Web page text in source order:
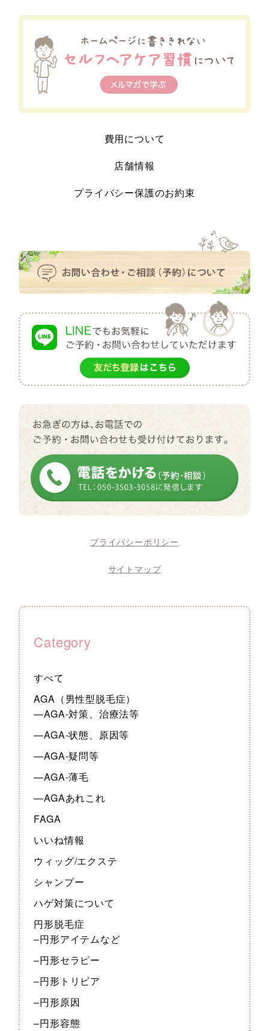
費用について
店舗情報
プライバシー保護のお約束
プライバシーポリシー
サイトマップ
Category
すべて
AGA（男性型脱毛症）
—AGA-対策、治療法等
—AGA-状態、原因等
—AGA-疑問等
—AGA-薄毛
—AGAあれこれ
FAGA
いいね情報
ウィッグ/エクステ
シャンプー
ハゲ対策について
円形脱毛症
–円形アイテムなど
–円形セラピー
–円形トリビア
–円形原因
–円形容態